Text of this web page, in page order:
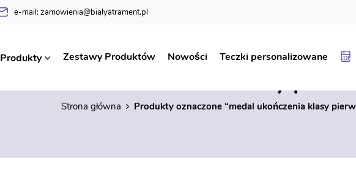
e-mail: zamowienia@bialyatrament.pl
Produkty Zestawy Produktów Nowości Teczki personalizowane
medal ukończenia klasy
Strona główna Produkty oznaczone “medal ukończenia klasy